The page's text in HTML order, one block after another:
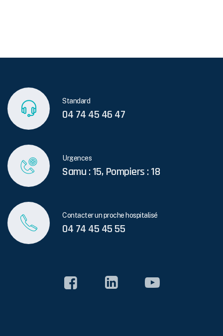
Standard
04 74 45 46 47
Urgences
Samu : 15, Pompiers : 18
Contacter un proche hospitalisé
04 74 45 45 55